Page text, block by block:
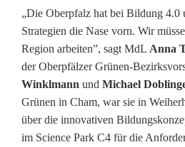
d
e
f
i
n
„Die Oberpfalz hat bei Bildung 4.0
Strategien die Nase vorn. Wir
Region arbeiten”, sagt MdL Anna
der Oberpfälzer Grünen-
Winklmann und Michael
Grünen in Cham, war sie in
über die innovativen
im Science Park C4 für die